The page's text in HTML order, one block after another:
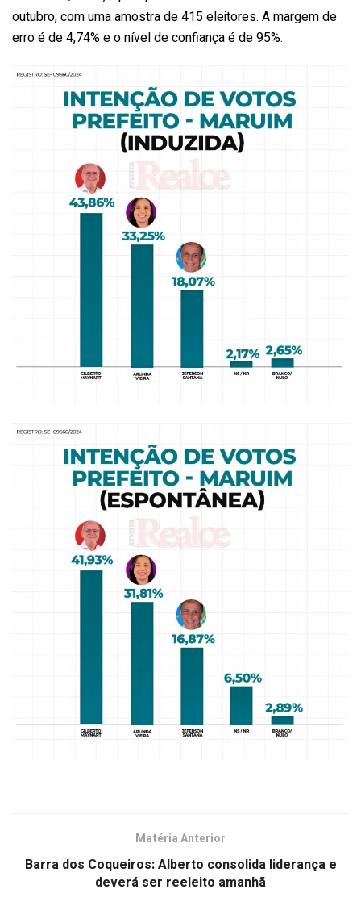
outubro, com uma amostra de 415 eleitores. A margem de
erro é de 4,74% e o nível de confiança é de 95%.
Matéria Anterior
Barra dos Coqueiros: Alberto consolida liderança e
deverá ser reeleito amanhã